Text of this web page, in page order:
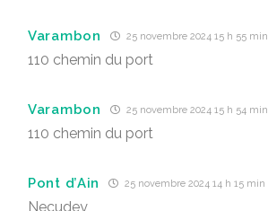
Varambon 25 novembre 2024 15 h 55 min
110 chemin du port
Varambon 25 novembre 2024 15 h 54 min
110 chemin du port
Pont d’Ain 25 novembre 2024 14 h 15 min
Necudey